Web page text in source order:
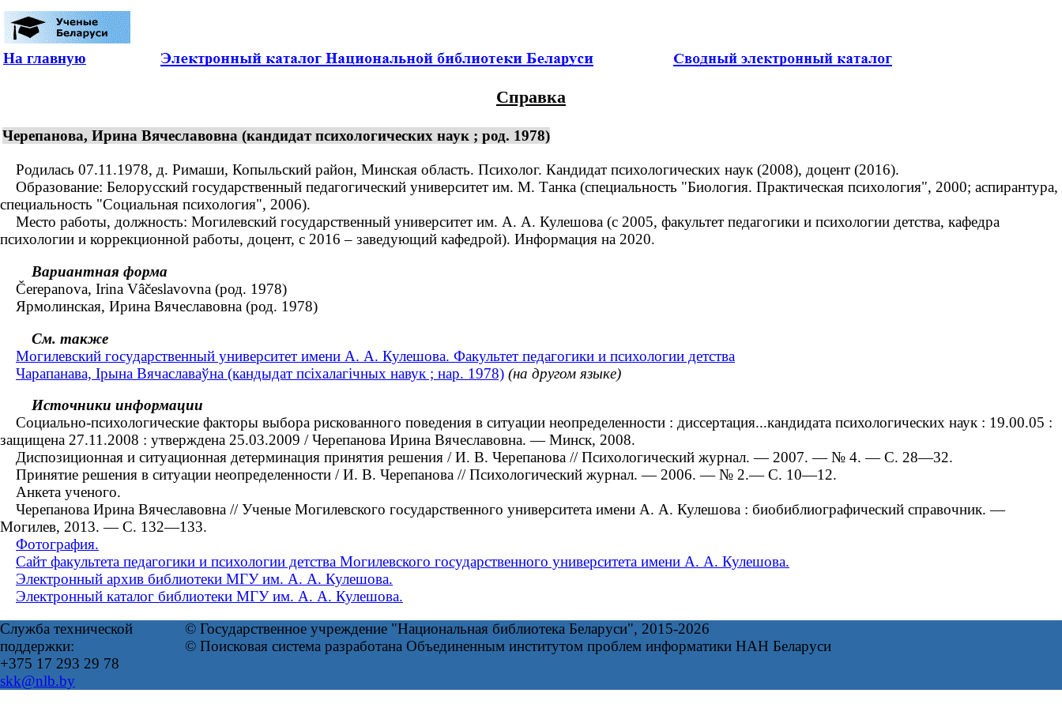
На главную
Справка
Черепанова, Ирина Вячеславовна (кандидат психологических наук ; род. 1978)
Родилась 07.11.1978, д. Римаши, Копыльский район, Минская область. Психолог. Кандидат психологических наук (2008), доцент (2016).
Образование: Белорусский государственный педагогический университет им. М. Танка (специальность "Биология. Практическая психология", 2000; аспирантура,
специальность "Социальная психология", 2006).
Место работы, должность: Могилевский государственный университет им. А. А. Кулешова (с 2005, факультет педагогики и психологии детства, кафедра
психологии и коррекционной работы, доцент, с 2016 – заведующий кафедрой). Информация на 2020.
Вариантная форма
Čerepanova, Irina Vâčeslavovna (род. 1978)
Ярмолинская, Ирина Вячеславовна (род. 1978)
См. также
Могилевский государственный университет имени А. А. Кулешова. Факультет педагогики и психологии детства
Чарапанава, Ірына Вячаславаўна (кандыдат псіхалагічных навук ; нар. 1978) (на другом языке)
Источники информации
Социально-психологические факторы выбора рискованного поведения в ситуации неопределенности : диссертация...кандидата психологических наук : 19.00.05 :
защищена 27.11.2008 : утверждена 25.03.2009 / Черепанова Ирина Вячеславовна. — Минск, 2008.
Диспозиционная и ситуационная детерминация принятия решения / И. В. Черепанова // Психологический журнал. — 2007. — № 4. — С. 28—32.
Принятие решения в ситуации неопределенности / И. В. Черепанова // Психологический журнал. — 2006. — № 2.— С. 10—12.
Анкета ученого.
Черепанова Ирина Вячеславовна // Ученые Могилевского государственного университета имени А. А. Кулешова : биобиблиографический справочник. —
Могилев, 2013. — С. 132—133.
Фотография.
Сайт факультета педагогики и психологии детства Могилевского государственного университета имени А. А. Кулешова.
Электронный архив библиотеки МГУ им. А. А. Кулешова.
Электронный каталог библиотеки МГУ им. А. А. Кулешова.
Служба технической
поддержки:
+375 17 293 29 78
skk@nlb.by
© Государственное учреждение "Национальная библиотека Беларуси", 2015-2026
© Поисковая система разработана Объединенным институтом проблем информатики НАН Беларуси